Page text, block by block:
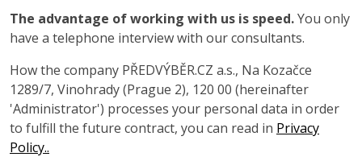
The advantage of working with us is speed.You only
have a telephone interview with our consultants.
How the company PŘEDVÝBĚR.CZ a.s., Na Kozačce
1289/7, Vinohrady (Prague 2), 120 00 (hereinafter
'Administrator') processes your personal data in order
to fulfill the future contract, you can read in Privacy
Policy..